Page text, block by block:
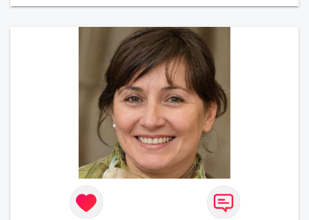
Merci de m'avoir lu et à bientôt...